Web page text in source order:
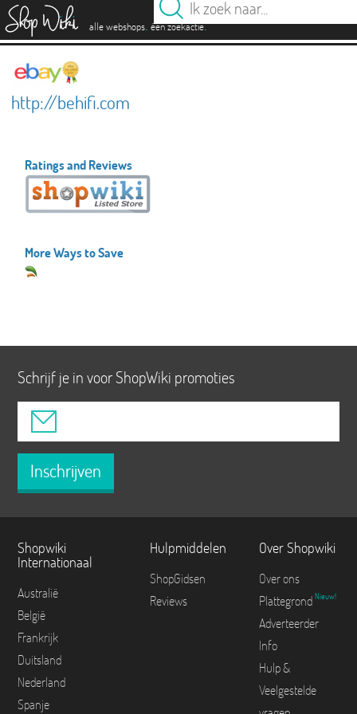
alle webshops. één zoekactie.
http://behifi.com
Ratings and Reviews
More Ways to Save
Schrijf je in voor ShopWiki promoties
Inschrijven
Shopwiki
Internationaal
Australië
België
Frankrijk
Duitsland
Nederland
Spanje
Hulpmiddelen
ShopGidsen
Reviews
Over Shopwiki
Over ons
Plattegrond Nieuw!
Adverteerder
Info
Hulp &
Veelgestelde